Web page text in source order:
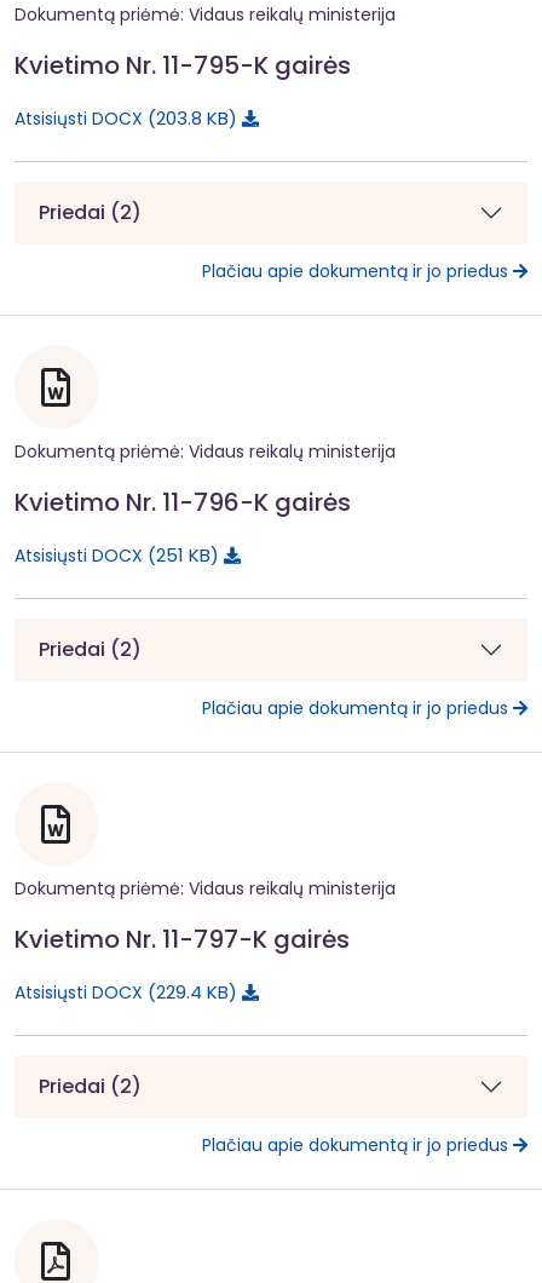
Dokumentą priėmė: Vidaus reikalų ministerija
Kvietimo Nr. 11-795-K gairės
Atsisiųsti DOCX 203.8 KB
Priedai (2)
Plačiau apie dokumentą ir jo priedus
Dokumentą priėmė: Vidaus reikalų ministerija
Kvietimo Nr. 11-796-K gairės
Atsisiųsti DOCX 251 KB
Priedai (2)
Plačiau apie dokumentą ir jo priedus
Dokumentą priėmė: Vidaus reikalų ministerija
Kvietimo Nr. 11-797-K gairės
Atsisiųsti DOCX 229.4 KB
Priedai (2)
Plačiau apie dokumentą ir jo priedus